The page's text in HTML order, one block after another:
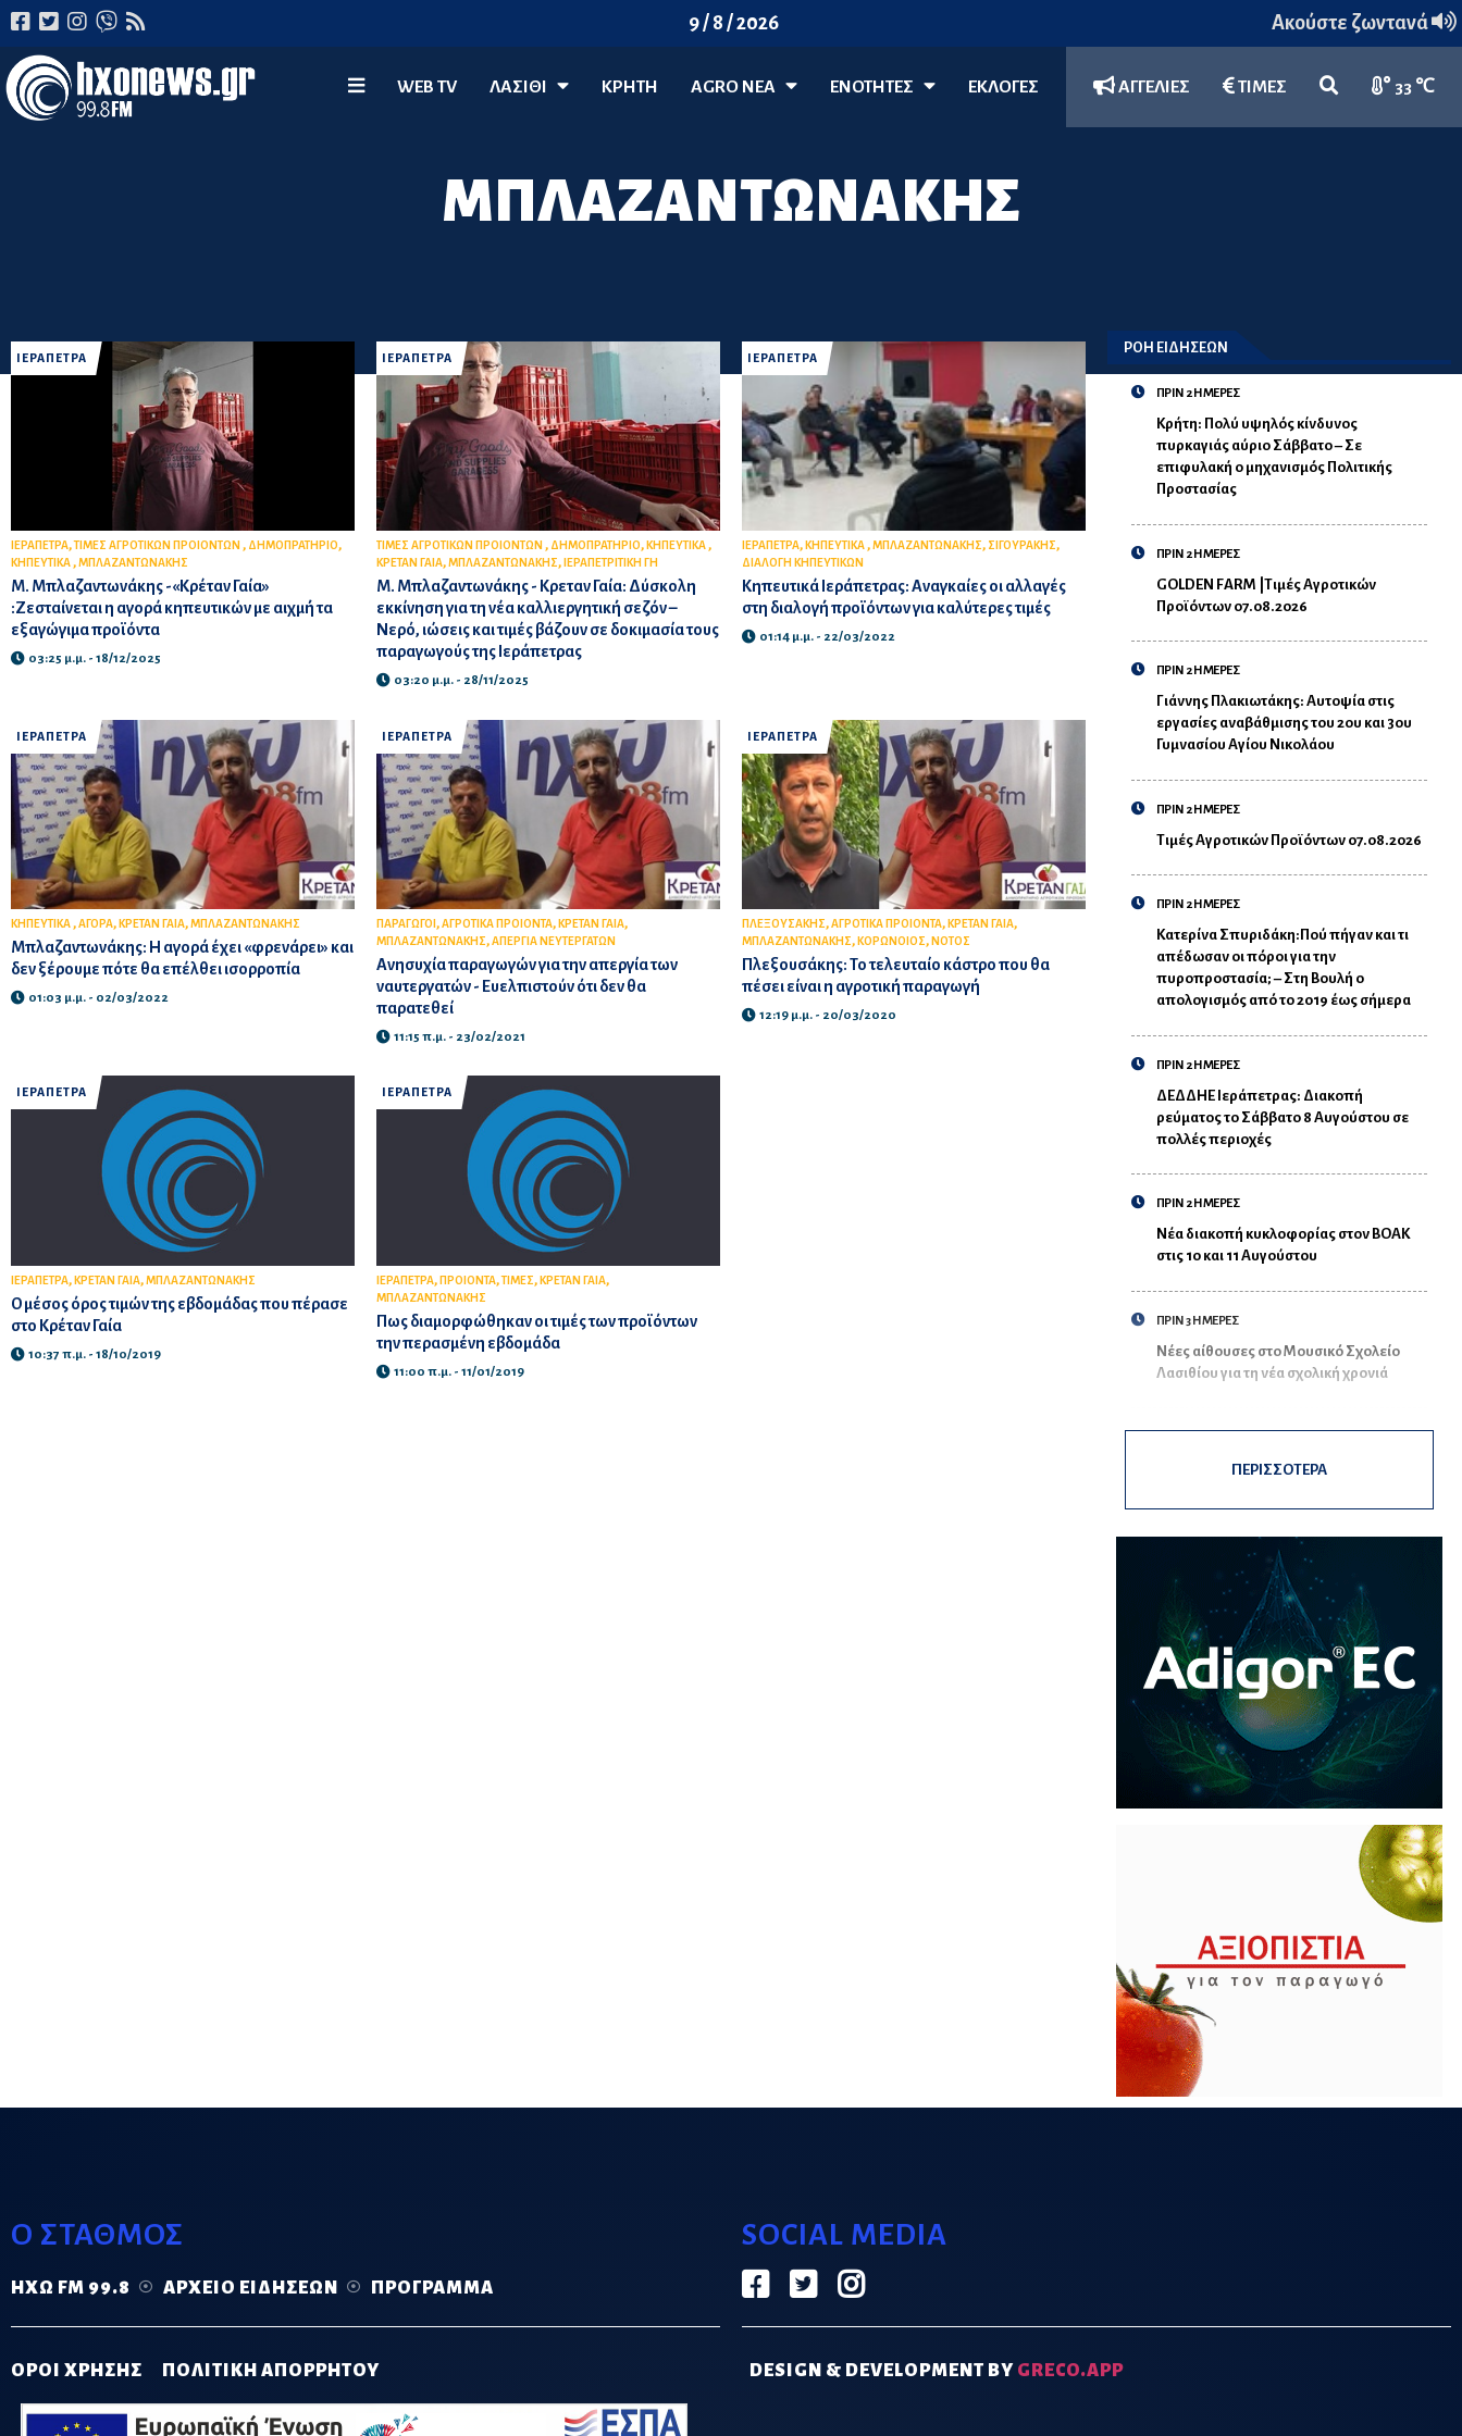
9 / 8 / 2026 Ακούστε ζωντανά
WEB TV ΛΑΣΊΘΙ ΚΡΗΤΗ AGRO ΝΈΑ ΕΝΟΤΗΤΕΣ ΕΚΛΟΓΕΣ ΑΓΓΕΛΙΕΣ ΤΙΜΕΣ 33 ℃
ΜΠΛΑΖΑΝΤΩΝΑΚΗΣ
ΙΕΡΑΠΕΤΡΑ
ΙΕΡΑΠΕΤΡΑ,ΤΙΜΕΣ ΑΓΡΟΤΙΚΩΝ ΠΡΟΙΟΝΤΩΝ , ΔΗΜΟΠΡΑΤΗΡΙΟ,
ΚΗΠΕΥΤΙΚΑ,ΜΠΛΑΖΑΝΤΩΝΑΚΗΣ
Μ. Μπλαζαντωνάκης -«Κρέταν Γαία»
:Ζεσταίνεται η αγορά κηπευτικών με αιχμή τα
εξαγώγιμα προϊόντα
03:25 μ.μ. - 18/12/2025
ΙΕΡΑΠΕΤΡΑ
ΤΙΜΕΣ ΑΓΡΟΤΙΚΩΝ ΠΡΟΙΟΝΤΩΝ , ΔΗΜΟΠΡΑΤΗΡΙΟ, ΚΗΠΕΥΤΙΚΑ,
ΚΡΕΤΑΝ ΓΑΙΑ,ΜΠΛΑΖΑΝΤΩΝΑΚΗΣ, ΙΕΡΑΠΕΤΡΙΤΙΚΗ ΓΗ
Μ. Μπλαζαντωνάκης - Κρεταν Γαία: Δύσκολη
εκκίνηση για τη νέα καλλιεργητική σεζόν –
Νερό, ιώσεις και τιμές βάζουν σε δοκιμασία τους
παραγωγούς της Ιεράπετρας
03:20 μ.μ. - 28/11/2025
ΙΕΡΑΠΕΤΡΑ
ΙΕΡΑΠΕΤΡΑ, ΚΗΠΕΥΤΙΚΑ,ΜΠΛΑΖΑΝΤΩΝΑΚΗΣ, ΣΙΓΟΥΡΑΚΗΣ,
ΔΙΑΛΟΓΗ ΚΗΠΕΥΤΙΚΩΝ
Κηπευτικά Ιεράπετρας: Αναγκαίες οι αλλαγές
στη διαλογή προϊόντων για καλύτερες τιμές
01:14 μ.μ. - 22/03/2022
ΙΕΡΑΠΕΤΡΑ
ΚΗΠΕΥΤΙΚΑ,ΑΓΟΡΑ, ΚΡΕΤΑΝ ΓΑΙΑ,ΜΠΛΑΖΑΝΤΩΝΑΚΗΣ
Μπλαζαντωνάκης: Η αγορά έχει «φρενάρει» και
δεν ξέρουμε πότε θα επέλθει ισορροπία
01:03 μ.μ. - 02/03/2022
ΙΕΡΑΠΕΤΡΑ
ΠΑΡΑΓΩΓΟΙ ,ΑΓΡΟΤΙΚΑ ΠΡΟΙΟΝΤΑ, ΚΡΕΤΑΝ ΓΑΙΑ,
ΜΠΛΑΖΑΝΤΩΝΑΚΗΣ,ΑΠΕΡΓΙΑ ΝΕΥΤΕΡΓΑΤΩΝ
Ανησυχία παραγωγών για την απεργία των
ναυτεργατών - Ευελπιστούν ότι δεν θα
παρατεθεί
11:15 π.μ. - 23/02/2021
ΙΕΡΑΠΕΤΡΑ
ΠΛΕΞΟΥΣΑΚΗΣ,ΑΓΡΟΤΙΚΑ ΠΡΟΙΟΝΤΑ, ΚΡΕΤΑΝ ΓΑΙΑ,
ΜΠΛΑΖΑΝΤΩΝΑΚΗΣ, ΚΟΡΩΝΟΙΟΣ, ΝΟΤΟΣ
Πλεξουσάκης: Το τελευταίο κάστρο που θα
πέσει είναι η αγροτική παραγωγή
12:19 μ.μ. - 20/03/2020
ΙΕΡΑΠΕΤΡΑ
ΙΕΡΑΠΕΤΡΑ, ΚΡΕΤΑΝ ΓΑΙΑ,ΜΠΛΑΖΑΝΤΩΝΑΚΗΣ
Ο μέσος όρος τιμών της εβδομάδας που πέρασε
στο Κρέταν Γαία
10:37 π.μ. - 18/10/2019
ΙΕΡΑΠΕΤΡΑ
ΙΕΡΑΠΕΤΡΑ, ΠΡΟΙΟΝΤΑ,ΤΙΜΕΣ, ΚΡΕΤΑΝ ΓΑΙΑ,
ΜΠΛΑΖΑΝΤΩΝΑΚΗΣ
Πως διαμορφώθηκαν οι τιμές των προϊόντων
την περασμένη εβδομάδα
11:00 π.μ. - 11/01/2019
ΡΟΗ ΕΙΔΗΣΕΩΝ
ΠΡΙΝ 2 ΗΜΕΡΕΣ
Κρήτη: Πολύ υψηλός κίνδυνος
πυρκαγιάς αύριο Σάββατο – Σε
επιφυλακή ο μηχανισμός Πολιτικής
Προστασίας
ΠΡΙΝ 2 ΗΜΕΡΕΣ
GOLDEN FARM |Τιμές Αγροτικών
Προϊόντων 07.08.2026
ΠΡΙΝ 2 ΗΜΕΡΕΣ
Γιάννης Πλακιωτάκης: Αυτοψία στις
εργασίες αναβάθμισης του 2ου και 3ου
Γυμνασίου Αγίου Νικολάου
ΠΡΙΝ 2 ΗΜΕΡΕΣ
Τιμές Αγροτικών Προϊόντων 07.08.2026
ΠΡΙΝ 2 ΗΜΕΡΕΣ
Κατερίνα Σπυριδάκη:Πού πήγαν και τι
απέδωσαν οι πόροι για την
πυροπροστασία; – Στη Βουλή ο
απολογισμός από το 2019 έως σήμερα
ΠΡΙΝ 2 ΗΜΕΡΕΣ
ΔΕΔΔΗΕ Ιεράπετρας: Διακοπή
ρεύματος το Σάββατο 8 Αυγούστου σε
πολλές περιοχές
ΠΡΙΝ 2 ΗΜΕΡΕΣ
Νέα διακοπή κυκλοφορίας στον ΒΟΑΚ
στις 10 και 11 Αυγούστου
ΠΡΙΝ 3 ΗΜΕΡΕΣ
Νέες αίθουσες στο Μουσικό Σχολείο
Λασιθίου για τη νέα σχολική χρονιά
ΠΕΡΙΣΣΟΤΕΡΑ
Ο ΣΤΑΘΜΟΣ
ΗΧΏ FM 99.8 ΑΡΧΕΊΟ ΕΙΔΉΣΕΩΝ ΠΡΌΓΡΑΜΜΑ
SOCIAL MEDIA
ΟΡΟΙ ΧΡΗΣΗΣ ΠΟΛΙΤΙΚΗ ΑΠΟΡΡΗΤΟΥ DESIGN & DEVELOPMENT BY GRECO.APP